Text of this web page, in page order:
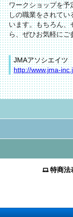
ワークショップを予
しの職業をされて
います。もちろん、
ら、ぜひお気軽にご
JMAアソシエイ
http://www.jma-
特商法